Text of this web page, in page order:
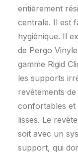
entièrement
centrale. Il est
hygiénique. Il
de Pergo
gamme Rigid
les supports
revêtements
confortables et
lisses. Le
soit avec un
support, qui